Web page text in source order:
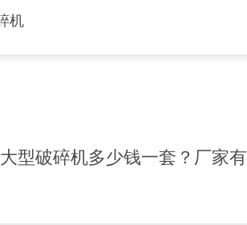
机
型破碎机多少钱一套？厂家